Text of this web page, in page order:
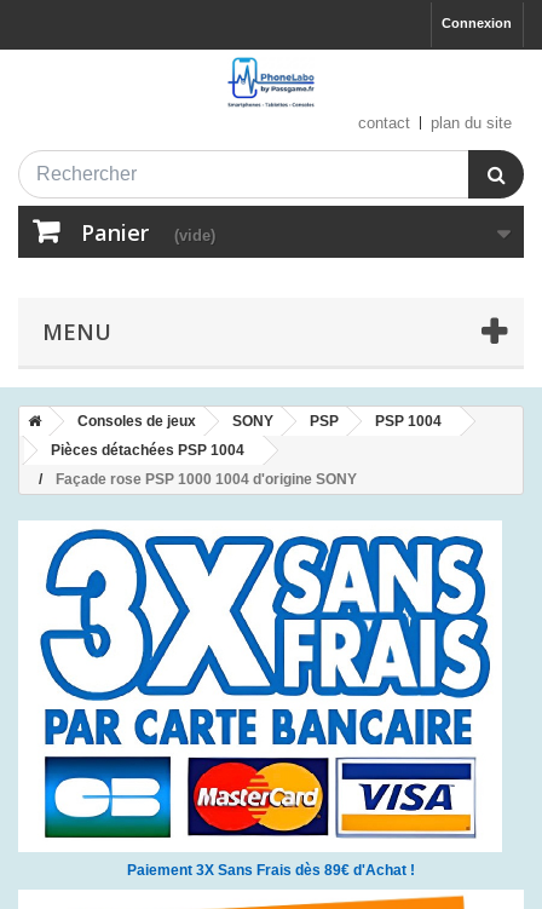
Connexion
contact plan du site
Panier (vide)
MENU
Consoles de jeux SONY PSP
PSP 1004
Pièces détachées PSP 1004
Façade rose PSP 1000 1004 d'origine SONY
Paiement 3X Sans Frais dès 89€ d'Achat !